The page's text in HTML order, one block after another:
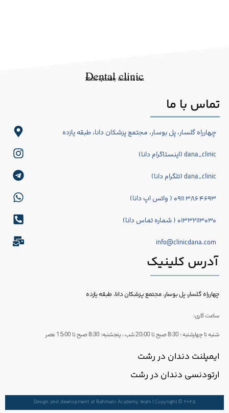
Dental clinic
Multi-specialty clinic in Iran
تماس با ما
چهارراه گلسار، پل بوسار، مجتمع پزشکان دانا، طبقه یازده
dana_clinic (اینستاگرام دانا)
dana_clinic (تلگرام دانا)
۴۶۹۳ ۳۸۶ ۰۹۱۱ ( واتس اپ دانا)
۰۱۳۳۲۱۱۳۰۳۰ ( شماره تماس دانا)
info@clinicdana.com
آدرس کلینیک
چهارراه گلسار، پل بوسار، مجتمع پزشکان دانا، طبقه یازده
ساعت کاری:
شنبه تا چهارشنبه : 8:30 صبح تا 20:00 شب ، پنجشنبه: 8:30 صبح تا 15:00 عصر
ایمپلنت دندان در رشت
ارتودنسی دندان در رشت
Design and development at Rahmani Academy team | Copyright © 2025